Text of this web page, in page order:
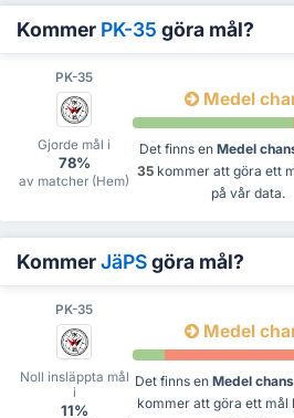
Kommer PK-35 göra mål?
PK-35
Gjorde mål i
78%
av matcher (Hem)
Medel
Det finns en Medel
35kommer att göra ett
på vår data.
KommerJäPSgöra mål?
PK-35
Noll insläppta mål
i
11%
Medel
Det finns en Medel chans
kommer att göra ett mål